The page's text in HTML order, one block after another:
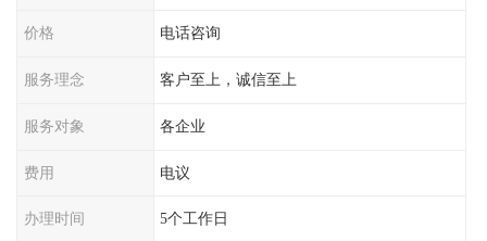
价格 电话咨询
服务理念 客户至上，诚信至上
服务对象 各企业
费用 电议
办理时间 5个工作日